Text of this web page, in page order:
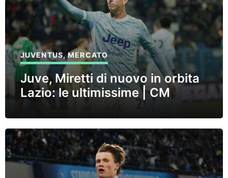
JUVENTUS,MERCATO
Juve, Miretti di nuovo in orbita
Lazio: le ultimissime | CM